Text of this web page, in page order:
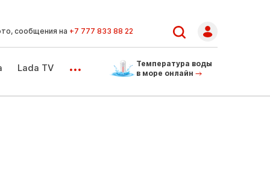
сообщения на +7 777 833 88 22
Lada TV ...
Температура воды
в море онлайн